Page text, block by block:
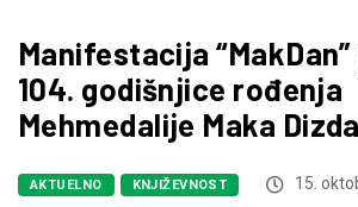
Manifestacija
104. godišnjice rođenja
Mehmedalije Maka
AKTUELNO KNJIŽEVNOST 15.